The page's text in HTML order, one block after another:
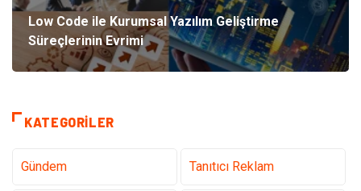
Low Code ile Kurumsal Yazılım Geliştirme
Süreçlerinin Evrimi
KATEGORILER
Gündem Tanıtıcı Reklam